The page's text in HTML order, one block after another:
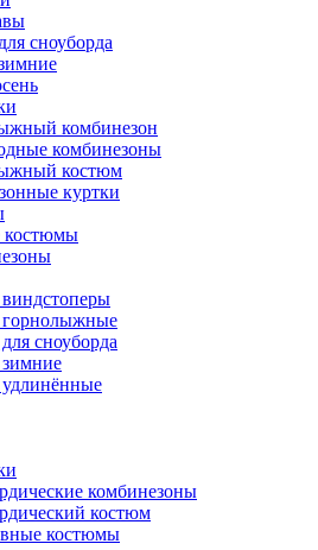
сноуборда
комбинезон
комбинезоны
костюм
куртки
костюмы
горнолыжные
сноуборда
комбинезоны
костюм
костюмы